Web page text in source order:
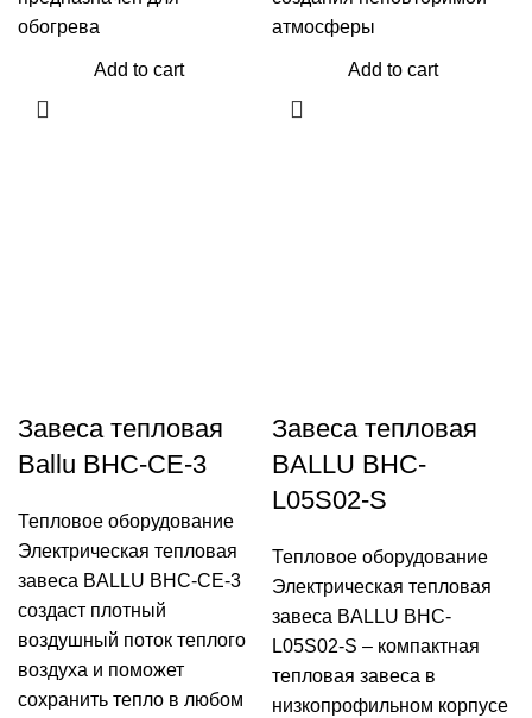
обогрева
Add to cart
атмосферы
Add to cart
Завеса тепловая
Ballu BHC-CE-3
Тепловое оборудование
Электрическая тепловая
завеса BALLU BHC-CE-3
создаст плотный
воздушный поток теплого
воздуха и поможет
сохранить тепло в любом
Завеса тепловая
BALLU BHC-
L05S02-S
Тепловое оборудование
Электрическая тепловая
завеса BALLU BHC-
L05S02-S – компактная
тепловая завеса в
низкопрофильном корпусе